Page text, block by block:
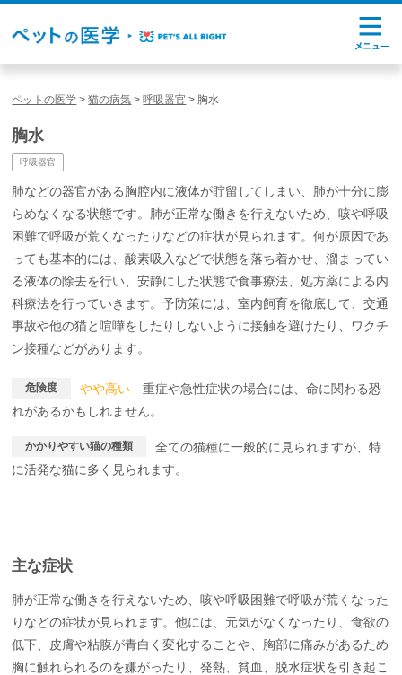
ペットの医学 >猫の病気 >呼吸器官 > 胸水
胸水
呼吸器官
肺などの器官がある胸腔内に液体が貯留してしまい、肺が十分に膨
らめなくなる状態です。肺が正常な働きを行えないため、咳や呼吸
困難で呼吸が荒くなったりなどの症状が見られます。何が原因であ
っても基本的には、酸素吸入などで状態を落ち着かせ、溜まってい
る液体の除去を行い、安静にした状態で食事療法、処方薬による内
科療法を行っていきます。予防策には、室内飼育を徹底して、交通
事故や他の猫と喧嘩をしたりしないように接触を避けたり、ワクチ
ン接種などがあります。
危険度 やや高い 重症や急性症状の場合には、命に関わる恐
れがあるかもしれません。
かかりやすい猫の種類
全ての猫種に一般的に見られますが、特
に活発な猫に多く見られます。
主な症状
肺が正常な働きを行えないため、咳や呼吸困難で呼吸が荒くなった
りなどの症状が見られます。他には、元気がなくなったり、食欲の
低下、皮膚や粘膜が青白く変化することや、胸部に痛みがあるため
胸に触れられるのを嫌がったり、発熱、貧血、脱水症状を引き起こ